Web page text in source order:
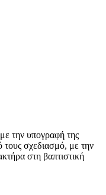
την υπογραφή της
τους σχεδιασμό, με την
στη βαπτιστική